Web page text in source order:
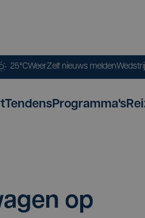
25°CWeerZelf nieuws melden
TendensProgramma's
op